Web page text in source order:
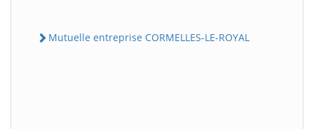
Mutuelle entreprise CORMELLES-LE-ROYAL